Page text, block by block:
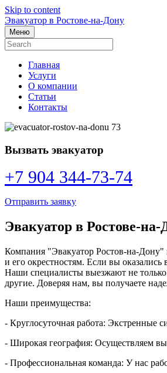
Skip to content
Эвакуатор в Ростове-на-Дону
Меню
Главная
Услуги
О компании
Статьи
Контакты
Вызвать эвакуатор
+7 904 344-73-74
Отправить заявку
Эвакуатор в Ростове-на-
Компания "Эвакуатор Ростов-на-Дону"
и его окрестностям. Если вы
Наши специалисты выезжают не
другие. Доверяя нам, вы получаете
Наши преимущества:
- Круглосуточная работа: Экстренные
- Широкая география: Осуществляем
- Профессиональная команда: У нас